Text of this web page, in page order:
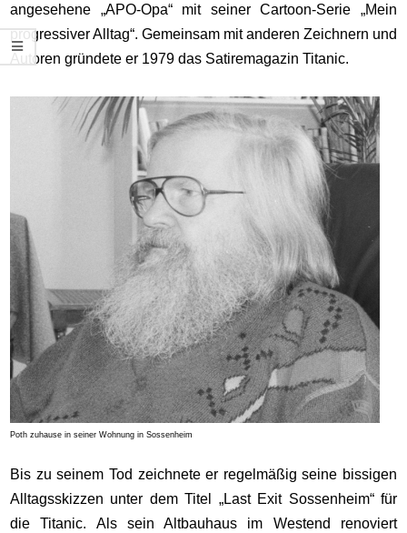
angesehene „APO-Opa“ mit seiner Cartoon-Serie „Mein
progressiver Alltag“. Gemeinsam mit anderen Zeichnern und
Autoren gründete er 1979 das Satiremagazin Titanic.
Poth zuhause in seiner Wohnung in Sossenheim
Bis zu seinem Tod zeichnete er regelmäßig seine bissigen
Alltagsskizzen unter dem Titel „Last Exit Sossenheim“ für
die Titanic. Als sein Altbauhaus im Westend renoviert